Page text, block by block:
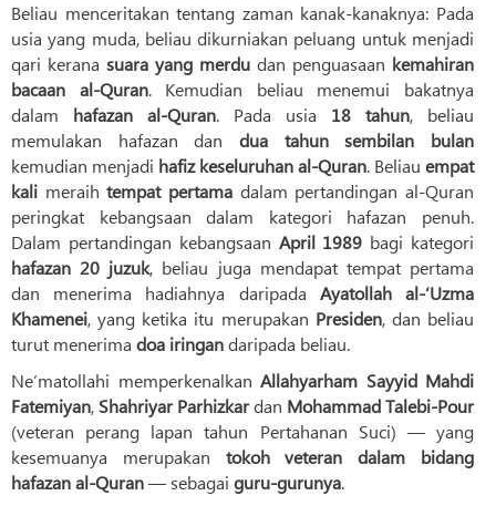
Beliau menceritakan tentang zaman kanak-kanaknya: Pada
usia yang muda, beliau dikurniakan peluang untuk menjadi
qari kerana suara yang merdu dan penguasaan kemahiran
bacaan al-Quran. Kemudian beliau menemui bakatnya
dalam hafazan al-Quran. Pada usia 18 tahun, beliau
memulakan hafazan dan dua tahun sembilan bulan
kemudian menjadi hafiz keseluruhan al-Quran. Beliau empat
kali meraihtempat pertama dalam pertandingan al-Quran
peringkat kebangsaan dalam kategori hafazan penuh.
Dalam pertandingan kebangsaan April 1989 bagi kategori
hafazan 20 juzuk, beliau juga mendapat tempat pertama
dan menerima hadiahnya daripada Ayatollah al-‘Uzma
Khamenei, yang ketika itu merupakan Presiden, dan beliau
turut menerima doa iringandaripada beliau.
Ne‘matollahi memperkenalkan Allahyarham Sayyid Mahdi
Fatemiyan, Shahriyar Parhizkardan Mohammad Talebi-Pour
(veteran perang lapan tahun Pertahanan Suci) — yang
kesemuanya merupakan tokoh veteran dalam bidang
hafazan al-Quran— sebagai guru-gurunya.